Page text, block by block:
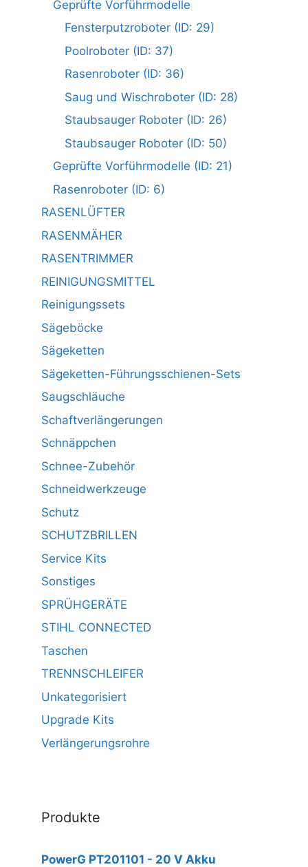
Geprüfte Vorführmodelle
Fensterputzroboter (ID: 29)
Poolroboter (ID: 37)
Rasenroboter (ID: 36)
Saug und Wischroboter (ID: 28)
Staubsauger Roboter (ID: 26)
Staubsauger Roboter (ID: 50)
Geprüfte Vorführmodelle (ID: 21)
Rasenroboter (ID: 6)
RASENLÜFTER
RASENMÄHER
RASENTRIMMER
REINIGUNGSMITTEL
Reinigungssets
Sägeböcke
Sägeketten
Sägeketten-Führungsschienen-Sets
Saugschläuche
Schaftverlängerungen
Schnäppchen
Schnee-Zubehör
Schneidwerkzeuge
Schutz
SCHUTZBRILLEN
Service Kits
Sonstiges
SPRÜHGERÄTE
STIHL CONNECTED
Taschen
TRENNSCHLEIFER
Unkategorisiert
Upgrade Kits
Verlängerungsrohre
Produkte
PowerG PT201101 - 20 V Akku